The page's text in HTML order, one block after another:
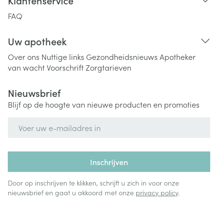
FAQ
Uw apotheek
Over ons Nuttige links Gezondheidsnieuws Apotheker
van wachtVoorschriftZorgtarieven
Nieuwsbrief
Blijf op de hoogte van nieuwe producten en promoties
Inschrijven
Door op inschrijven te klikken, schrijft u zich in voor onze
nieuwsbrief en gaat u akkoord met onze privacy policy.